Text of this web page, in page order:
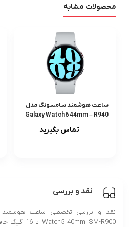
محصولات مشابه
ساعت هوشمند سامسونگ مدل
Galaxy Watch6 44mm – R940
تماس بگیرید
نقد و بررسی